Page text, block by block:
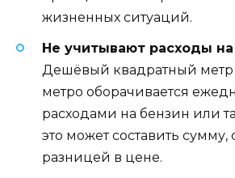
жизненных ситуаций.
Не учитывают расходы
Дешёвый квадратный метр
метро оборачивается
расходами на бензин или
это может составить
разницей в цене.